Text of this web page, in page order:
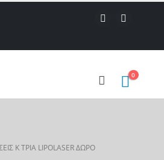
0
Κ ΤΡΙΑ LIPOLASER ΔΏΡΟ